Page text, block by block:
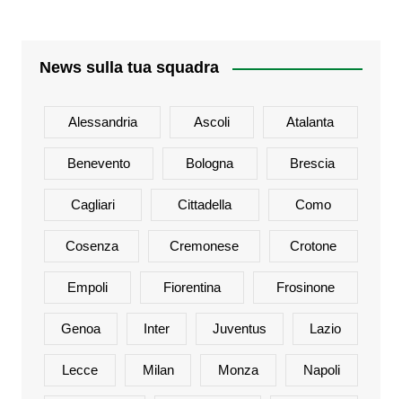
News sulla tua squadra
Alessandria Ascoli Atalanta
Benevento Bologna Brescia
Cagliari Cittadella Como
Cosenza Cremonese Crotone
Empoli Fiorentina Frosinone
Genoa Inter Juventus Lazio
Lecce Milan Monza Napoli